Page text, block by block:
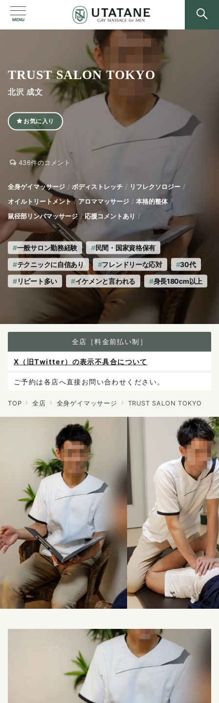
MENU
TRUST SALON TOKYO
北沢 成文
お気に入り
TRUST
SALON
TOKYO
TRUST
SALON
TOKYO
へ
の
436件のコメント
全身ゲイマッサージ ボディストレッチ
リフレクソロジー
オイルトリートメント
アロママッサージ
本格的整体
鼠径部リンパマッサージ
応援コメントあり
一般サロン勤務経験
民間・国家資格保有
テクニックに自信あり
フレンドリーな応対
30代
リピート多い
イケメンと言われる 身長180cm以上
全店［料金前払い制］
X（旧Twitter）の表示不具合について
ご予約は各店へ直接お問い合わせください。
料金は当日施術前にお支払いください。
感染症防止対策について
料金改定のお知らせ
TOP 全店 全身ゲイマッサージ TRUST SALON TOKYO